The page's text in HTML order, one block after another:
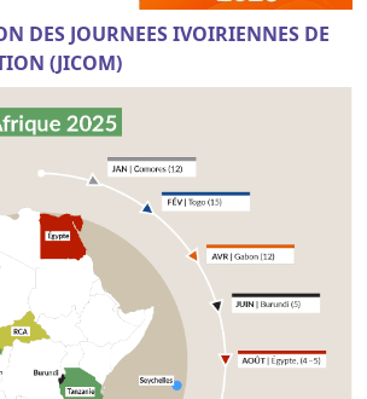
DES JOURNEES IVOIRIENNES DE
(JICOM)